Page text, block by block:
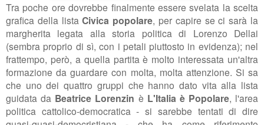
Tra poche ore dovrebbe finalmente essere svelata la scelta
grafica della listaCivica popolare, per capire se ci sarà la
margherita legata alla storia politica di Lorenzo Dellai
(sembra proprio di sì, con i petali piuttosto in evidenza); nel
frattempo, però, a quella partita è molto interessata un'altra
formazione da guardare con molta, molta attenzione. Si sa
che uno dei quattro gruppi che hanno dato vita alla lista
guidata da Beatrice Lorenzin è L'Italia è Popolare, l'area
politica cattolico-democratica - si sarebbe tentati di dire